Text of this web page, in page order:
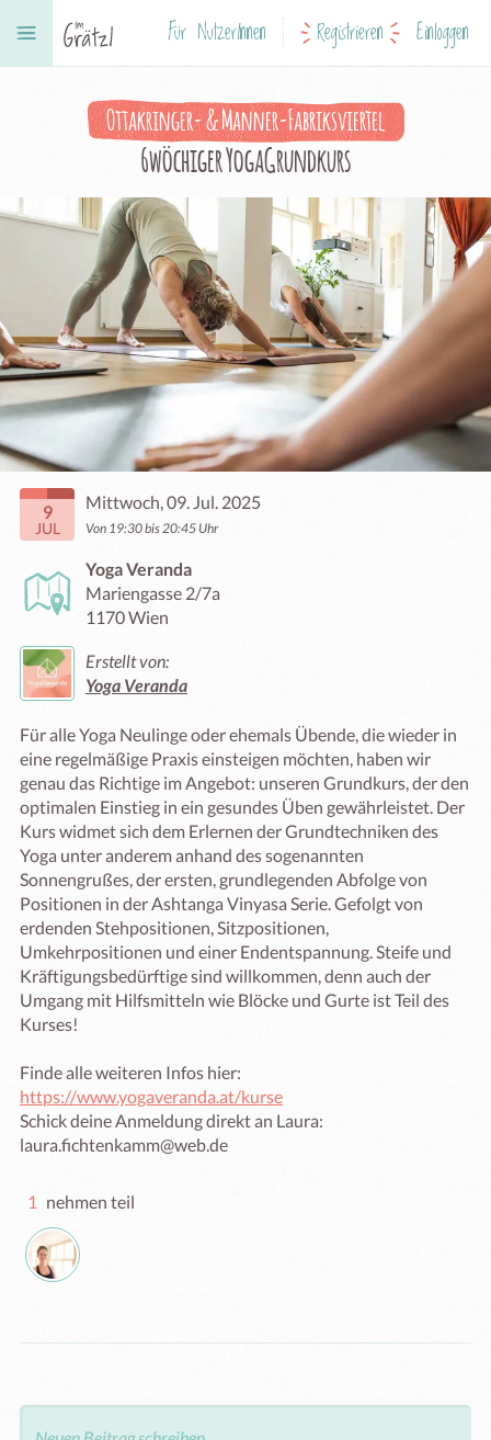
Für NutzerInnen Registrieren Einloggen
Ottakringer- & Manner-Fabriksviertel
6wöchiger YogaGrundkurs
9
JUL
Mittwoch, 09. Jul. 2025
Von 19:30 bis 20:45 Uhr
Yoga Veranda
Mariengasse 2/7a
1170 Wien
Erstellt von:
Yoga Veranda
Für alle Yoga Neulinge oder ehemals Übende, die wieder in
eine regelmäßige Praxis einsteigen möchten, haben wir
genau das Richtige im Angebot: unseren Grundkurs, der den
optimalen Einstieg in ein gesundes Üben gewährleistet. Der
Kurs widmet sich dem Erlernen der Grundtechniken des
Yoga unter anderem anhand des sogenannten
Sonnengrußes, der ersten, grundlegenden Abfolge von
Positionen in der Ashtanga Vinyasa Serie. Gefolgt von
erdenden Stehpositionen, Sitzpositionen,
Umkehrpositionen und einer Endentspannung. Steife und
Kräftigungsbedürftige sind willkommen, denn auch der
Umgang mit Hilfsmitteln wie Blöcke und Gurte ist Teil des
Kurses!
https://www.yogaveranda.at/kurse
Schick deine Anmeldung direkt an Laura:
laura.fichtenkamm@web.de
1 nehmen teil